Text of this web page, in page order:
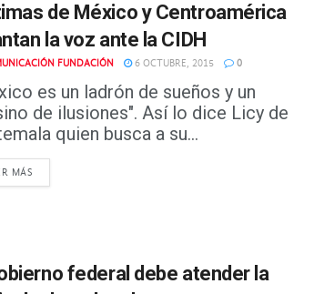
de México y Centroamérica
la voz ante la CIDH
FUNDACIÓN 6 OCTUBRE, 2015 0
es un ladrón de sueños y un
de ilusiones". Así lo dice Licy de
quien busca a su...
MÁS
federal debe atender la